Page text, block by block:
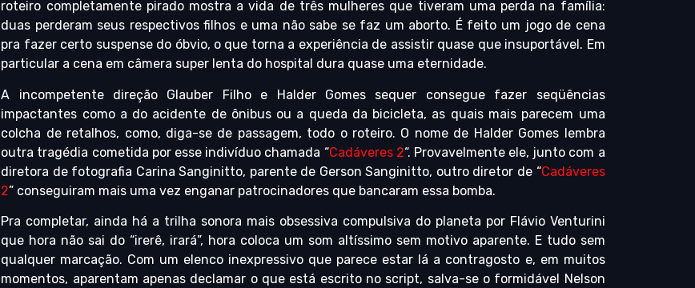
roteiro completamente pirado mostra a vida de três mulheres que tiveram uma perda na família:
duas perderam seus respectivos filhos e uma não sabe se faz um aborto. É feito um jogo de cena
pra fazer certo suspense do óbvio, o que torna a experiência de assistir quase que insuportável. Em
particular a cena em câmera super lenta do hospital dura quase uma eternidade.
A incompetente direção Glauber Filho e Halder Gomes sequer consegue fazer seqüências
impactantes como a do acidente de ônibus ou a queda da bicicleta, as quais mais parecem uma
colcha de retalhos, como, diga-se de passagem, todo o roteiro. O nome de Halder Gomes lembra
outra tragédia cometida por esse indivíduo chamada “Cadáveres 2“. Provavelmente ele, junto com a
diretora de fotografia Carina Sanginitto, parente de Gerson Sanginitto, outro diretor de “Cadáveres
2” conseguiram mais uma vez enganar patrocinadores que bancaram essa bomba.
Pra completar, ainda há a trilha sonora mais obsessiva compulsiva do planeta por Flávio Venturini
que hora não sai do “irerê, irará”, hora coloca um som altíssimo sem motivo aparente. E tudo sem
qualquer marcação. Com um elenco inexpressivo que parece estar lá a contragosto e, em muitos
momentos, aparentam apenas declamar o que está escrito no script, salva-se o formidável Nelson